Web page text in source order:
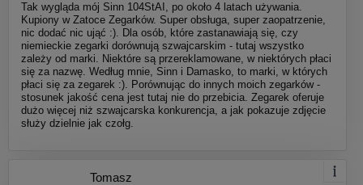
Tak wygląda mój Sinn 104StAI, po około 4 latach używania.
Kupiony w Zatoce Zegarków. Super obsługa, super zaopatrzenie,
nic dodać nic ująć :). Dla osób, które zastanawiają się, czy
niemieckie zegarki dorównują szwajcarskim - tutaj wszystko
zależy od marki. Niektóre są przereklamowane, w niektórych płaci
się za nazwę. Według mnie, Sinn i Damasko, to marki, w których
płaci się za zegarek :). Porównując do innych moich zegarków -
stosunek jakość cena jest tutaj nie do przebicia. Zegarek oferuje
dużo więcej niż szwajcarska konkurencja, a jak pokazuje zdjęcie
służy dzielnie jak czołg.
Tomasz